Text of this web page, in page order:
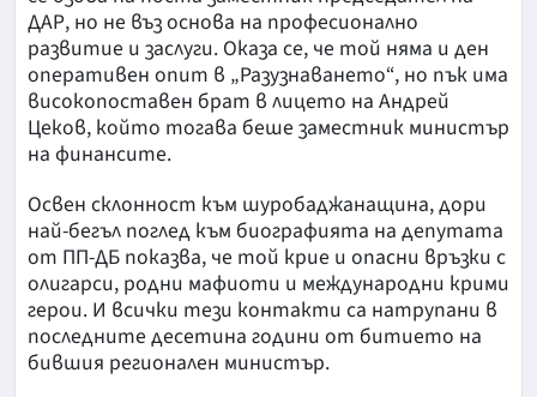
ДАР, но не въз основа на професионално
развитие и заслуги. Оказа се, че той няма и ден
оперативен опит в „Разузнаването“, но пък има
високопоставен брат в лицето на Андрей
Цеков, който тогава беше заместник министър
на финансите.
Освен склонност към шуробаджанащина, дори
най-бегъл поглед към биографията на депутата
от ПП-ДБ показва, че той крие и опасни връзки с
олигарси, родни мафиоти и международни крими
герои. И всички тези контакти са натрупани в
последните десетина години от битието на
бившия регионален министър.